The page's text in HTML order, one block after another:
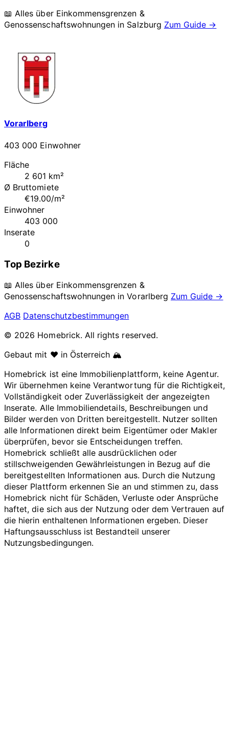
📖 Alles über Einkommensgrenzen &
Genossenschaftswohnungen in Salzburg Zum Guide →
Vorarlberg
403 000 Einwohner
Fläche
2 601 km²
Ø Bruttomiete
€19.00/m²
Einwohner
403 000
Inserate
0
Top Bezirke
📖 Alles über Einkommensgrenzen &
Genossenschaftswohnungen inVorarlberg Zum Guide →
AGB Datenschutzbestimmungen
© 2026 Homebrick. All rights reserved.
Gebaut mit ❤️ in Österreich 🏔️
Homebrick ist eine Immobilienplattform, keine Agentur.
Wir übernehmen keine Verantwortung für die Richtigkeit,
Vollständigkeit oder Zuverlässigkeit der angezeigten
Inserate. Alle Immobiliendetails, Beschreibungen und
Bilder werden von Dritten bereitgestellt. Nutzer sollten
alle Informationen direkt beim Eigentümer oder Makler
überprüfen, bevor sie Entscheidungen treffen.
Homebrick schließt alle ausdrücklichen oder
stillschweigenden Gewährleistungen in Bezug auf die
bereitgestellten Informationen aus. Durch die Nutzung
dieser Plattform erkennen Sie an und stimmen zu, dass
Homebrick nicht für Schäden, Verluste oder Ansprüche
haftet, die sich aus der Nutzung oder dem Vertrauen auf
die hierin enthaltenen Informationen ergeben. Dieser
Haftungsausschluss ist Bestandteil unserer
Nutzungsbedingungen.